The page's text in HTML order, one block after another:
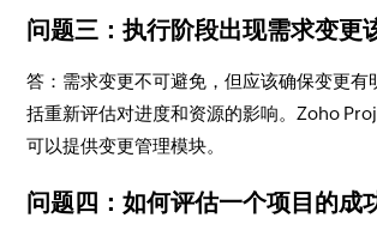
问题三：执行阶段出现需求变更
答：需求变更不可避免，但应该确保变更有
括重新评估对进度和资源的影响。Zoho
可以提供变更管理模块。
问题四：如何评估一个项目的成